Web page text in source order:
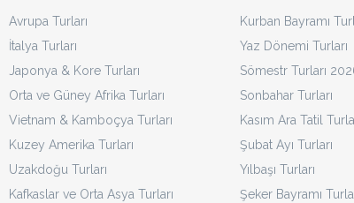
Avrupa Turları
İtalya Turları
Japonya & Kore Turları
Orta ve Güney Afrika Turları
Vietnam & Kamboçya Turları
Kuzey Amerika Turları
Uzakdoğu Turları
Kafkaslar ve Orta Asya Turları
Kurban Bayramı
Yaz Dönemi Turları
Sömestr Turları
Sonbahar Turları
Kasım Ara Tatil
Şubat Ayı Turları
Yılbaşı Turları
Şeker Bayramı